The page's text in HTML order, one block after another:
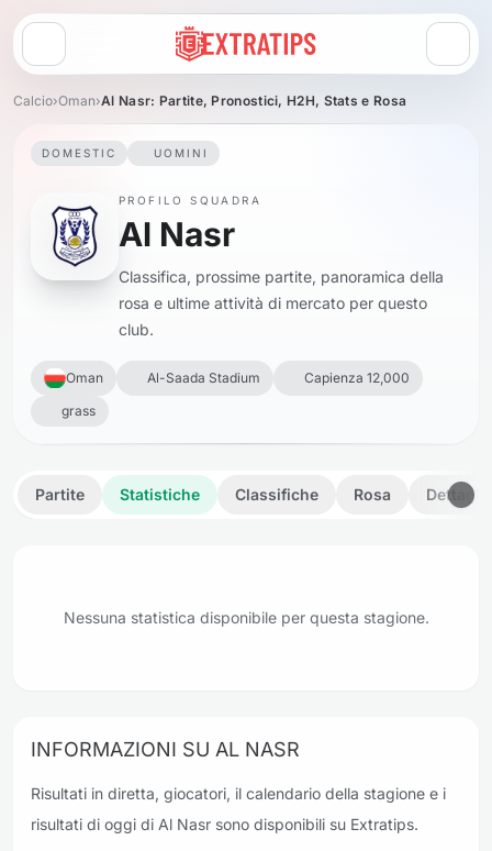
Apri menu
Calcio›Oman›Al Nasr: Partite, Pronostici, H2H, Stats e Rosa
DOMESTIC UOMINI
PROFILO SQUADRA
Al Nasr
Classifica, prossime partite, panoramica della
rosa e ultime attività di mercato per questo
club.
Oman Al-Saada Stadium
Capienza 12,000
grass
Partite Statistiche Classifiche Rosa Dettagli
Nessuna statistica disponibile per questa stagione.
INFORMAZIONI SU AL NASR
Risultati in diretta, giocatori, il calendario della stagione e i
risultati di oggi di Al Nasr sono disponibili su Extratips.